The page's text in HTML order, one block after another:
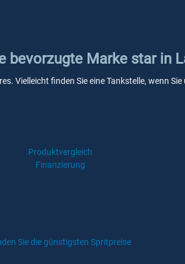
bevorzugte Marke star in
Vielleicht finden Sie eine Tankstelle, wenn
Produktvergleich
Finanzierung
Sie die günstigsten Spritpreise